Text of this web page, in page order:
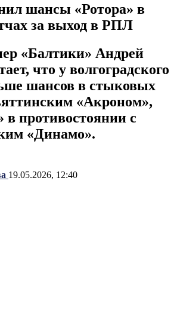
шансы «Ротора» в
за выход в РПЛ
«Балтики» Андрей
что у волгоградского
шансов в стыковых
«Акроном»,
в противостоянии с
«Динамо».
19.05.2026, 12:40